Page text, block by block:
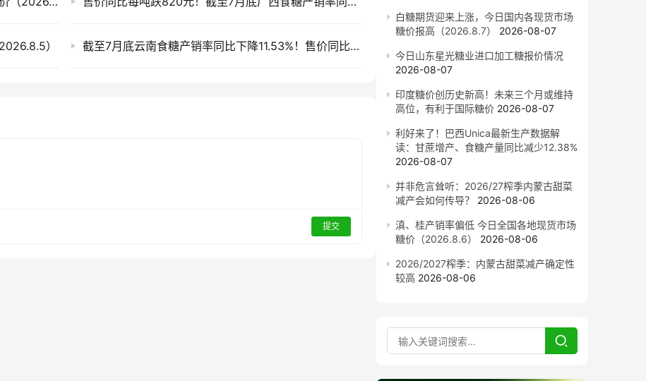
） 截至7月底云南食糖产销率同比下降11.53%！售价同比下跌900元/吨
提交
白糖期货迎来上涨，今日国内各现货市场
糖价报高（2026.8.7）
2026-08-07
今日山东星光糖业进口加工糖报价情况
2026-08-07
印度糖价创历史新高！未来三个月或维持
高位，有利于国际糖价 2026-08-07
利好来了！巴西Unica最新生产数据解
读：甘蔗增产、食糖产量同比减少12.38%
2026-08-07
并非危言耸听：2026/27榨季内蒙古甜菜
减产会如何传导？
2026-08-06
滇、桂产销率偏低 今日全国各地现货市场
糖价（2026.8.6）
2026-08-06
2026/2027榨季：内蒙古甜菜减产确定性
较高 2026-08-06